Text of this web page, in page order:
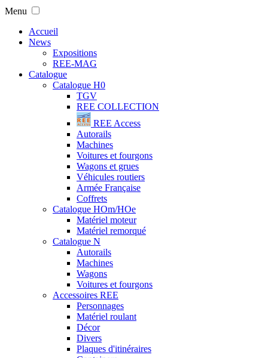
Menu
Accueil
News
Expositions
REE-MAG
Catalogue
Catalogue H0
TGV
REE COLLECTION
REE Access
Autorails
Machines
Voitures et fourgons
Wagons et grues
Véhicules routiers
Armée Française
Coffrets
Catalogue HOm/HOe
Matériel moteur
Matériel remorqué
Catalogue N
Autorails
Machines
Wagons
Voitures et fourgons
Accessoires REE
Personnages
Matériel roulant
Décor
Divers
Plaques d'itinéraires